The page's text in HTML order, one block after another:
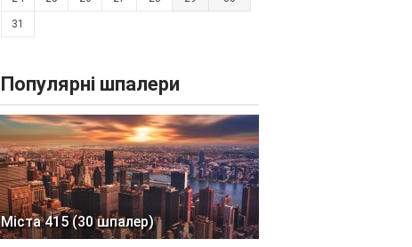
31
Популярні шпалери
Міста 415 (30 шпалер)